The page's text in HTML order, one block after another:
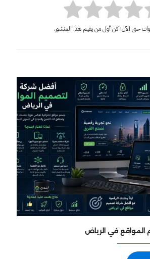
حتى الآن! كن أول من يقيم هذا المنشور.
في الرياض